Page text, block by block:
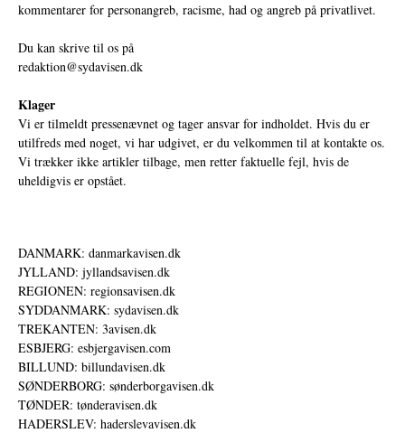
kommentarer for personangreb, racisme, had og angreb på privatlivet.
Du kan skrive til os på
redaktion@sydavisen.dk
Klager
Vi er tilmeldt pressenævnet og tager ansvar for indholdet. Hvis du er
utilfreds med noget, vi har udgivet, er du velkommen til at kontakte os.
Vi trækker ikke artikler tilbage, men retter faktuelle fejl, hvis de
uheldigvis er opstået.
DANMARK: danmarkavisen.dk
JYLLAND: jyllandsavisen.dk
REGIONEN: regionsavisen.dk
SYDDANMARK: sydavisen.dk
TREKANTEN: 3avisen.dk
ESBJERG: esbjergavisen.com
BILLUND: billundavisen.dk
SØNDERBORG: sønderborgavisen.dk
TØNDER: tønderavisen.dk
HADERSLEV: haderslevavisen.dk